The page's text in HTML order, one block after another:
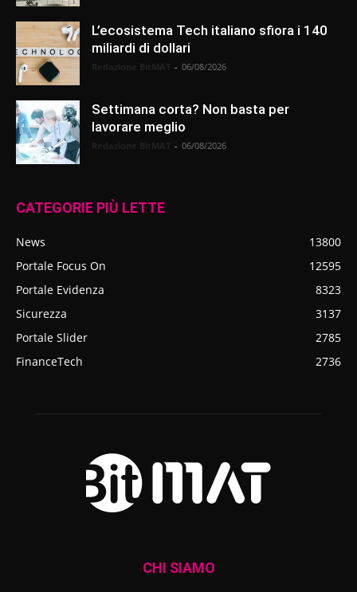
L’ecosistema Tech italiano sfiora i 140
miliardi di dollari
- 06/08/2026
Settimana corta? Non basta per
lavorare meglio
- 06/08/2026
CATEGORIE PIÙ LETTE
News
13800
Portale Focus On
12595
Portale Evidenza
8323
Sicurezza
3137
Portale Slider
2785
FinanceTech
2736
CHI SIAMO